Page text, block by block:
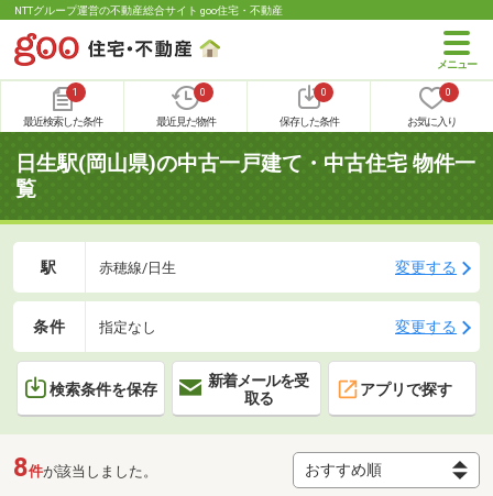
NTTグループ運営の不動産総合サイト goo住宅・不動産
1
最近検索した条件
0
最近見た物件
0
保存した条件
0
お気に入り
日生駅(岡山県)の中古一戸建て・中古住宅 物件一
覧
駅 赤穂線/日生 変更する
条件 指定なし 変更する
検索条件を保存
新着メールを受
取る
アプリで探す
8件が該当しました。